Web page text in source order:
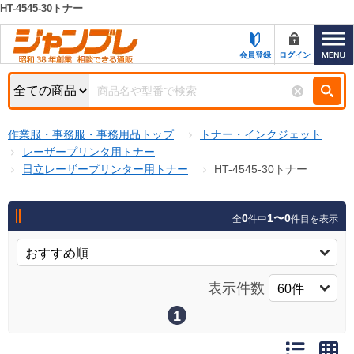
カテゴリー一覧
お知らせ
特集・キャンペーン一覧
初めての方へ
お問い合わせ
新規登録キャンペーン
キーワード検索
検索条件
商品カテゴリから選ぶ
商品ステータスで絞る
キャンペーン
HT-4545-30トナー
会員登録 ログイン
作業服・事務服・事務用品トップ
トナー・インクジェット
レーザープリンタ用トナー
日立レーザープリンター用トナー
HT-4545-30トナー
全0件中1〜0件目を表示
表示件数
1